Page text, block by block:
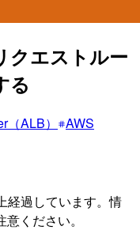
クエストルー
る
ALB）
AWS
経過しています。情
ください。